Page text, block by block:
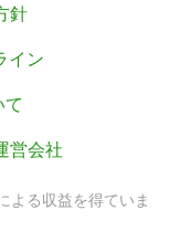
針
イン
て
営会社
よる収益を得ていま